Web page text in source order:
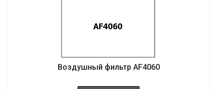
Воздушный фильтр AF4060